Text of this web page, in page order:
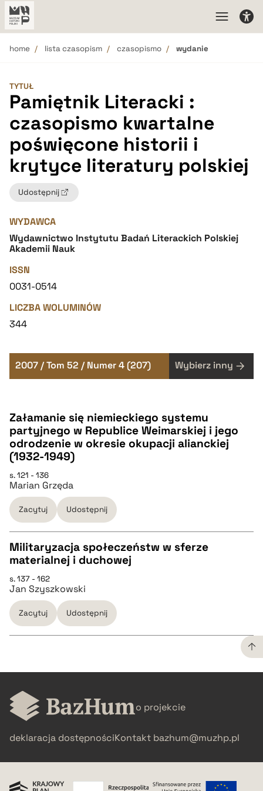
home lista czasopism czasopismo wydanie
TYTUŁ
Pamiętnik Literacki :
czasopismo kwartalne
poświęcone historii i
krytyce literatury polskiej
Udostępnij
WYDAWCA
Wydawnictwo Instytutu Badań Literackich Polskiej
Akademii Nauk
ISSN
0031-0514
LICZBA WOLUMINÓW
344
2007 / Tom 52 / Numer 4 (207) Wybierz inny
Załamanie się niemieckiego systemu
partyjnego w Republice Weimarskiej i jego
odrodzenie w okresie okupacji alianckiej
(1932-1949)
s. 121 - 136
Marian Grzęda
Zacytuj Udostępnij
CZYSTY TEKST
pobierz cytat
BIBTEX
pobierz cytat
Militaryzacja społeczeństw w sferze
materialnej i duchowej
s. 137 - 162
Jan Szyszkowski
Zacytuj Udostępnij
CZYSTY TEKST
pobierz cytat
BIBTEX
o projekcie
deklaracja dostępnościKontakt bazhum@muzhp.pl